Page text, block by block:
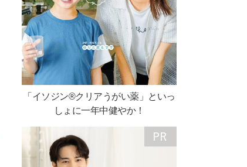
「イソジン®クリアうがい薬」といっ
しょに一年中健やか！